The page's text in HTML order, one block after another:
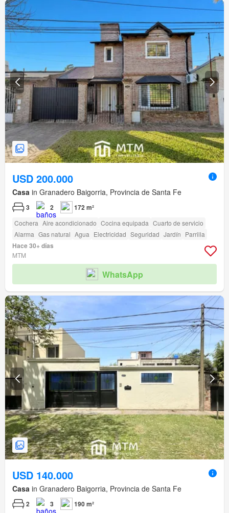
USD 200.000
Casa in Granadero Baigorria, Provincia de Santa Fe
3 2 172 m²
Cochera Aire acondicionado Cocina equipada Cuarto de servicio
Alarma Gas natural Agua Electricidad Seguridad Jardín Parrilla
Hace 30+ días
MTM
WhatsApp
USD 140.000
Casa in Granadero Baigorria, Provincia de Santa Fe
2 3 190 m²